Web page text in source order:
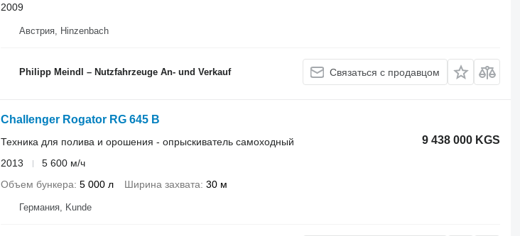
2009
Австрия, Hinzenbach
Philipp Meindl – Nutzfahrzeuge An- und Verkauf Связаться с продавцом
Challenger Rogator RG 645 B
9 438 000 KGS
Техника для полива и орошения - опрыскиватель самоходный
2013
5 600 м/ч
Объем бункера 5 000 л Ширина захвата 30 м
Германия, Kunde